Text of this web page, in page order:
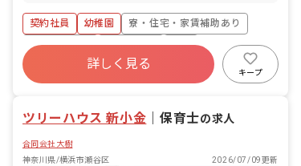
線「長津田駅」から市営バス40系統若葉
台中央行で「若葉台近隣公園前」下車か
ら徒歩2分 相模鉄道本線「三ツ境駅」か
ら相鉄バスまたは神奈中バス116系統若
葉台中央行で「若葉台近隣公園前」下車
から徒歩2分 相模鉄道本線「鶴ヶ峰駅」
または鶴02系統十日市場駅で「若葉台近
場あり）
契約社員 幼稚園
寮・住宅・家賃補助あり
社会保険完備
土日祝休み
有給
福利厚生充実
退職金制度
残業少なめ
詳しく見る
キープ
ツリーハウス 新小金 ｜保育士の求人
合同会社大樹
神奈川県/横浜市瀬谷区
2026/07/09更新